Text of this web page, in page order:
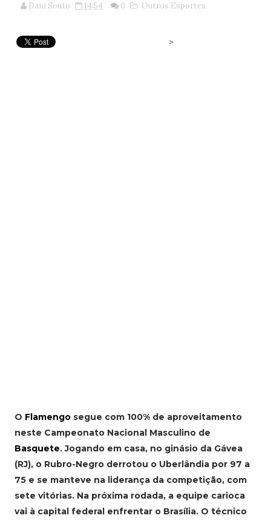
Dani Souto 14:54 0 Outros Esportes
>
O Flamengosegue com 100% de aproveitamento
neste Campeonato Nacional Masculino de
Basquete. Jogando em casa, no ginásio da Gávea
(RJ), o Rubro-Negro derrotou o Uberlândia por 97 a
75 e se manteve na liderança da competição, com
sete vitórias. Na próxima rodada, a equipe carioca
vai à capital federal enfrentar o Brasília. O técnico